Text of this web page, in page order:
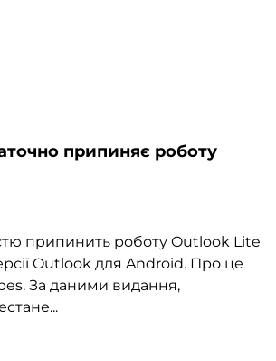
припиняє роботу
припинить роботу Outlook Lite
Outlook для Android. Про це
За даними видання,